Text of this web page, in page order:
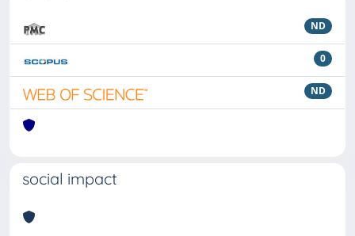
ND
0
ND
social impact